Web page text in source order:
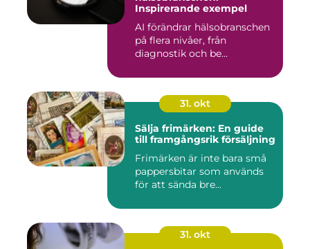
Inspirerande exempel
AI förändrar hälsobranschen
på flera nivåer, från
diagnostik och be...
31. okt
Sälja frimärken: En guide
till framgångsrik försäljning
Frimärken är inte bara små
pappersbitar som används
för att sända bre...
31. okt